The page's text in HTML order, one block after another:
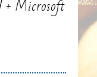
Microsoft